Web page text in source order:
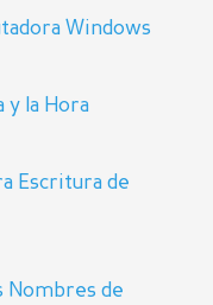
Windows
y la Hora
Escritura de
Nombres de